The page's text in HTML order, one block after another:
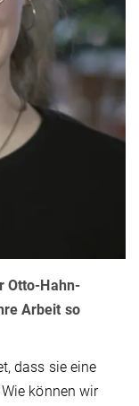
Otto-Hahn-
Arbeit so
dass sie eine
können wir